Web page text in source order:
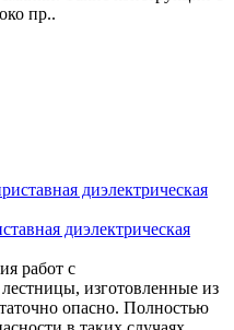
пр..
диэлектрическая
работ с
изготовленные из
опасно. Полностью